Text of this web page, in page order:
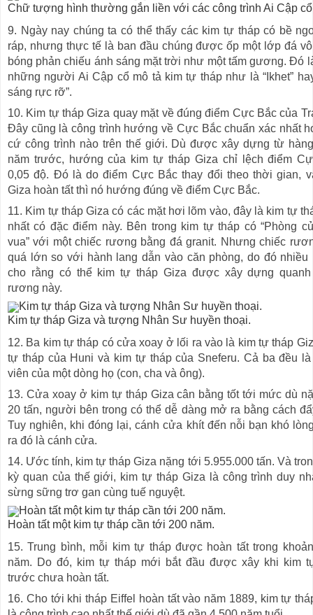
Chữ tượng hình thường gắn liền với các công trình Ai Cập
9. Ngày nay chúng ta có thể thấy các kim tự tháp có bề
ráp, nhưng thực tế là ban đầu chúng được ốp một lớp đá
bóng phản chiếu ánh sáng mặt trời như một tấm gương. Đó
những người Ai Cập cổ mô tả kim tự tháp như là “Ikhet”
sáng rực rỡ”.
10. Kim tự tháp Giza quay mặt về đúng điểm Cực Bắc của
Đây cũng là công trình hướng về Cực Bắc chuẩn xác nhất
cứ công trình nào trên thế giới. Dù được xây dựng từ
năm trước, hướng của kim tự tháp Giza chỉ lệch điểm
0,05 độ. Đó là do điểm Cực Bắc thay đổi theo thời gian,
Giza hoàn tất thì nó hướng đúng về điểm Cực Bắc.
11. Kim tự tháp Giza có các mặt hơi lõm vào, đây là kim tự
nhất có đặc điểm này. Bên trong kim tự tháp có “Phòng
vua” với một chiếc rương bằng đá granit. Nhưng chiếc
quá lớn so với hành lang dẫn vào căn phòng, do đó
cho rằng có thể kim tự tháp Giza được xây dựng quanh
rương này.
Kim tự tháp Giza và tượng Nhân Sư huyền thoại.
12. Ba kim tự tháp có cửa xoay ở lối ra vào là kim tự tháp
tự tháp của Huni và kim tự tháp của Sneferu. Cả ba đều là
viên của một dòng họ (con, cha và ông).
13. Cửa xoay ở kim tự tháp Giza cân bằng tốt tới mức dù
20 tấn, người bên trong có thể dễ dàng mở ra bằng cách
Tuy nghiên, khi đóng lại, cánh cửa khít đến nỗi bạn khó
ra đó là cánh cửa.
14. Ước tính, kim tự tháp Giza nặng tới 5.955.000 tấn. Và
kỳ quan của thế giới, kim tự tháp Giza là công trình duy
sừng sững trơ gan cùng tuế nguyệt.
Hoàn tất một kim tự tháp cần tới 200 năm.
15. Trung bình, mỗi kim tự tháp được hoàn tất trong
năm. Do đó, kim tự tháp mới bắt đầu được xây khi kim
trước chưa hoàn tất.
16. Cho tới khi tháp Eiffel hoàn tất vào năm 1889, kim tự